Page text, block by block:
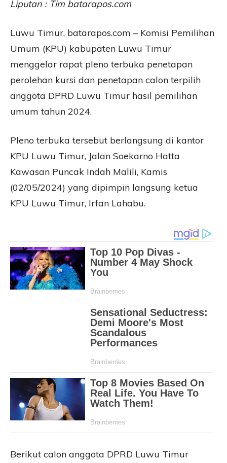
Liputan : Tim batarapos.com
Luwu Timur, batarapos.com – Komisi Pemilihan
Umum (KPU) kabupaten Luwu Timur
menggelar rapat pleno terbuka penetapan
perolehan kursi dan penetapan calon terpilih
anggota DPRD Luwu Timur hasil pemilihan
umum tahun 2024.
Pleno terbuka tersebut berlangsung di kantor
KPU Luwu Timur, Jalan Soekarno Hatta
Kawasan Puncak Indah Malili, Kamis
(02/05/2024) yang dipimpin langsung ketua
KPU Luwu Timur, Irfan Lahabu.
Berikut calon anggota DPRD Luwu Timur